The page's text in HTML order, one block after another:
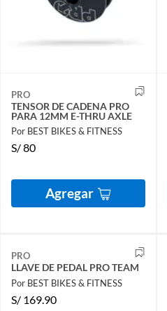
PRO
TENSOR DE CADENA PRO
PARA 12MM E-THRU AXLE
Por BEST BIKES & FITNESS
S/80
Agregar
PRO
LLAVE DE PEDAL PRO TEAM
Por BEST BIKES & FITNESS
S/ 169.90